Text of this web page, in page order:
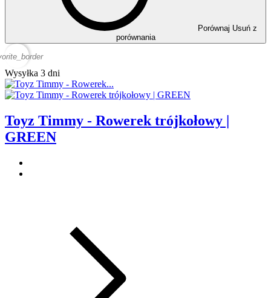
Porównaj Usuń z
porównania
Wysyłka 3 dni
Toyz Timmy - Rowerek trójkołowy |
GREEN